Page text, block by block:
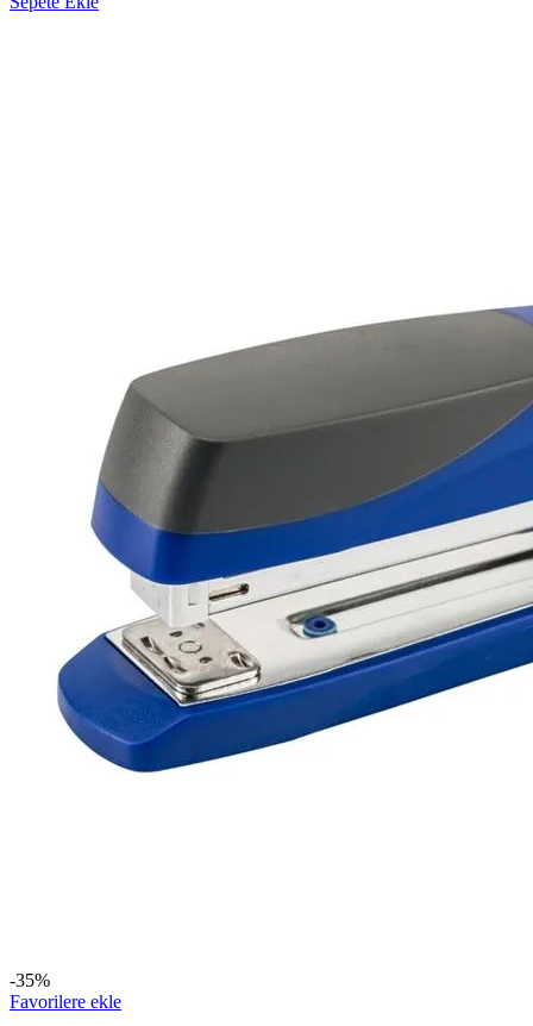
-35%
Favorilere ekle